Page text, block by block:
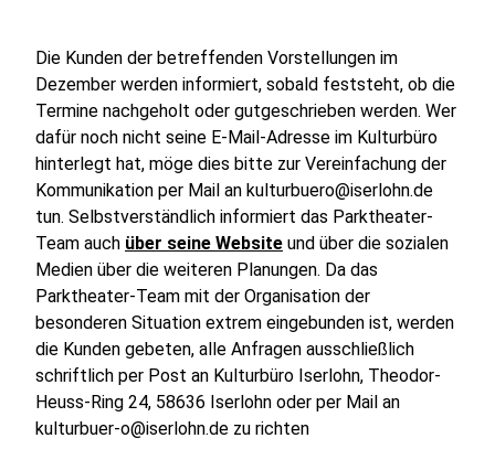
Die Kunden der betreffenden Vorstellungen im
Dezember werden informiert, sobald feststeht, ob die
Termine nachgeholt oder gutgeschrieben werden. Wer
dafür noch nicht seine E-Mail-Adresse im Kulturbüro
hinterlegt hat, möge dies bitte zur Vereinfachung der
Kommunikation per Mail an kulturbuero@iserlohn.de
tun. Selbstverständlich informiert das Parktheater-
Team auch über seine Website und über die sozialen
Medien über die weiteren Planungen. Da das
Parktheater-Team mit der Organisation der
besonderen Situation extrem eingebunden ist, werden
die Kunden gebeten, alle Anfragen ausschließlich
schriftlich per Post an Kulturbüro Iserlohn, Theodor-
Heuss-Ring 24, 58636 Iserlohn oder per Mail an
kulturbuer-o@iserlohn.de zu richten